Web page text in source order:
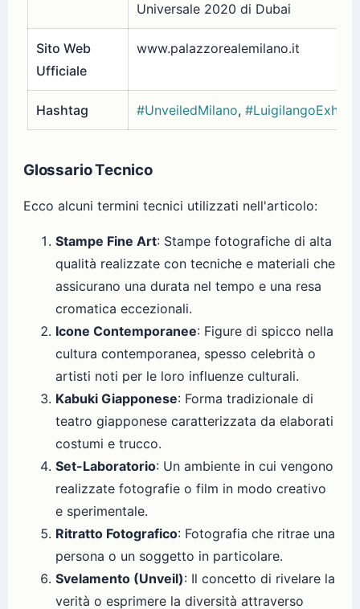
Universale 2020 di Dubai
Sito Web
Ufficiale
www.palazzorealemilano.it
Hashtag #UnveiledMilano, #LuigiIangoExhibit
Glossario Tecnico
Ecco alcuni termini tecnici utilizzati nell'articolo:
Stampe Fine Art: Stampe fotografiche di alta
qualità realizzate con tecniche e materiali che
assicurano una durata nel tempo e una resa
cromatica eccezionali.
Icone Contemporanee: Figure di spicco nella
cultura contemporanea, spesso celebrità o
artisti noti per le loro influenze culturali.
Kabuki Giapponese: Forma tradizionale di
teatro giapponese caratterizzata da elaborati
costumi e trucco.
Set-Laboratorio: Un ambiente in cui vengono
realizzate fotografie o film in modo creativo
e sperimentale.
Ritratto Fotografico: Fotografia che ritrae una
persona o un soggetto in particolare.
Svelamento (Unveil): Il concetto di rivelare la
verità o esprimere la diversità attraverso